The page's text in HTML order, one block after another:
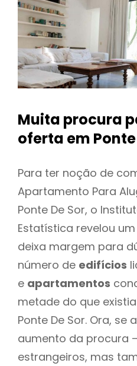
Muita procura
oferta em
Para ter noção de
Apartamento Para
Ponte De Sor, o
Estatística revelou
deixa margem para
número de edifícios
e apartamentos
metade do que
Ponte De Sor. Ora,
aumento da procura
estrangeiros, mas